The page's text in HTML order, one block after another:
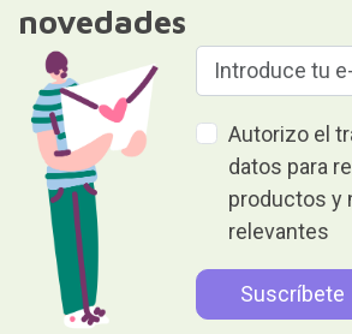
novedades
Autorizo el
datos para
productos y
relevantes